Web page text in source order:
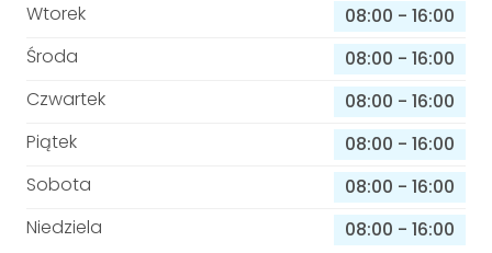
Wtorek
08:00 - 16:00
Środa
08:00 - 16:00
Czwartek
08:00 - 16:00
Piątek
08:00 - 16:00
Sobota
08:00 - 16:00
Niedziela
08:00 - 16:00